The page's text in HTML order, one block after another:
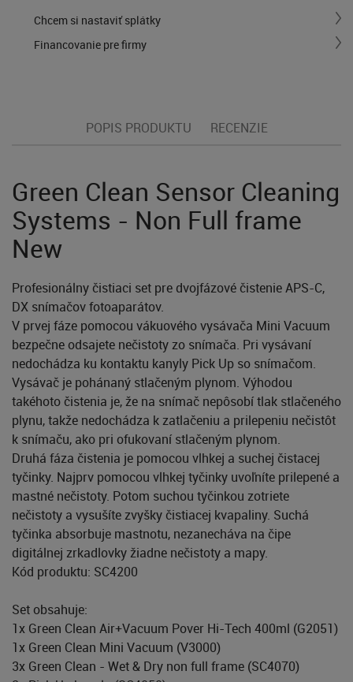
Chcem si nastaviť splátky
Financovanie pre firmy
POPIS PRODUKTU RECENZIE
Green Clean Sensor Cleaning
Systems - Non Full frame
New
Profesionálny čistiaci set pre dvojfázové čistenie APS-C,
DX snímačov fotoaparátov.
V prvej fáze pomocou vákuového vysávača Mini Vacuum
bezpečne odsajete nečistoty zo snímača. Pri vysávaní
nedochádza ku kontaktu kanyly Pick Up so snímačom.
Vysávač je pohánaný stlačeným plynom. Výhodou
takéhoto čistenia je, že na snímač nepôsobí tlak stlačeného
plynu, takže nedochádza k zatlačeniu a prilepeniu nečistôt
k snímaču, ako pri ofukovaní stlačeným plynom.
Druhá fáza čistenia je pomocou vlhkej a suchej čistacej
tyčinky. Najprv pomocou vlhkej tyčinky uvoľníte prilepené a
mastné nečistoty. Potom suchou tyčinkou zotriete
nečistoty a vysušíte zvyšky čistiacej kvapaliny. Suchá
tyčinka absorbuje mastnotu, nezanecháva na čipe
digitálnej zrkadlovky žiadne nečistoty a mapy.
Kód produktu: SC4200
Set obsahuje:
1x Green Clean Air+Vacuum Pover Hi-Tech 400ml (G2051)
1x Green Clean Mini Vacuum (V3000)
3x Green Clean - Wet & Dry non full frame (SC4070)